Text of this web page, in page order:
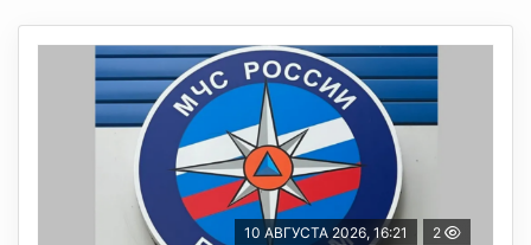
10 АВГУСТА 2026, 16:21 2